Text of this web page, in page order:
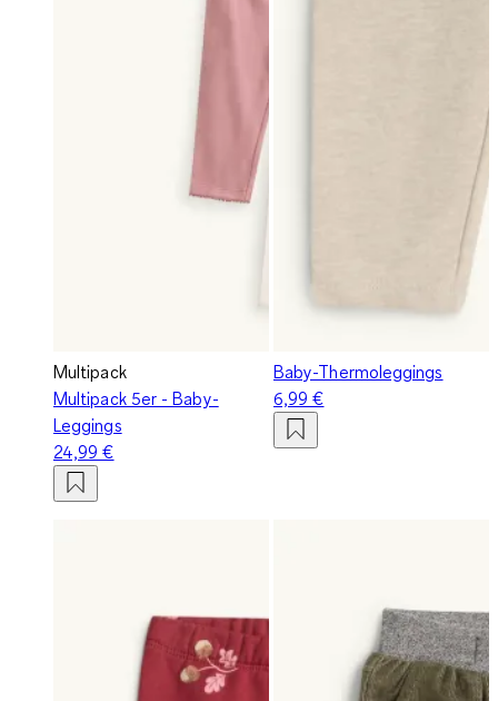
Multipack
Multipack 5er - Baby-
Leggings
24,99 €
Baby-Thermoleggings
6,99 €